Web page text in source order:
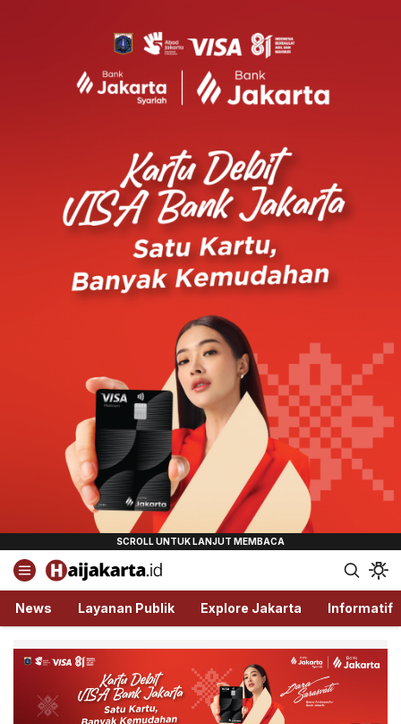
Haijakarta.id
Semua Tentang Jakarta Ada Disini!
News Layanan Publik Explore Jakarta Informatif